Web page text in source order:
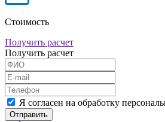
Стоимость
Получить расчет
Получить расчет
Я согласен на обработку
Отправить